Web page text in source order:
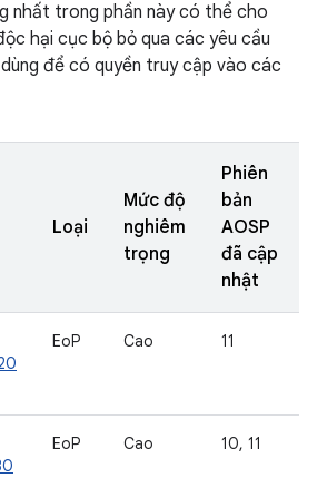
nhất trong phần này có thể cho
hại cục bộ bỏ qua các yêu cầu
để có quyền truy cập vào các
Loại
Mức độ
nghiêm
trọng
Phiên
bản
AOSP
đã cập
nhật
EoP Cao 11
EoP Cao 10, 11